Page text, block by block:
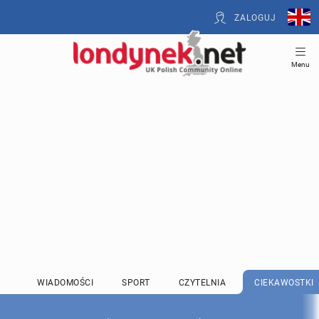
ZALOGUJ
Menu
WIADOMOŚCI SPORT CZYTELNIA CIEKAWOSTKI